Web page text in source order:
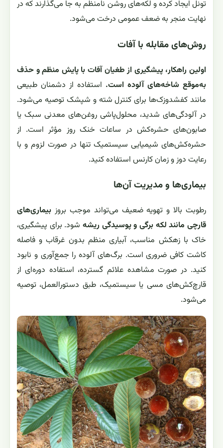
تونل ایجاد کرده و لکه‌های روشن نامنظم به جا می‌گذارند که در
نهایت منجر به ضعف عمومی درخت می‌شود.
روش‌های مقابله با آفات
اولین راهکار، پیشگیری از طغیان آفات با پایش منظم و حذف
به‌موقع شاخه‌های آلوده است. استفاده از دشمنان طبیعی
مانند کفشدوزک‌ها برای کنترل شته و شپشک توصیه می‌شود.
در آلودگی‌های شدید، محلول‌پاشی روغن‌های معدنی سبک یا
صابون‌های حشره‌کش در ساعات خنک روز مؤثر است. از
حشره‌کش‌های شیمیایی سیستمیک تنها در صورت لزوم و با
رعایت دوز و زمان کارنس استفاده کنید.
بیماری‌ها و مدیریت آن‌ها
رطوبت بالا و تهویه ضعیف می‌تواند موجب بروزبیماری‌های
قارچی مانند لکه برگی و پوسیدگی ریشه شود. برای پیشگیری،
خاک با زهکش مناسب، آبیاری منظم بدون غرقاب و فاصله
کاشت کافی ضروری است. برگ‌های آلوده را جمع‌آوری و نابود
کنید. در صورت مشاهده علائم گسترده، استفاده دوره‌ای از
قارچ‌کش‌های مسی یا سیستمیک، طبق دستورالعمل، توصیه
می‌شود.